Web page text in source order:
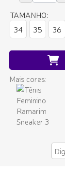
TAMANHO:
34
35 36
Mais cores: